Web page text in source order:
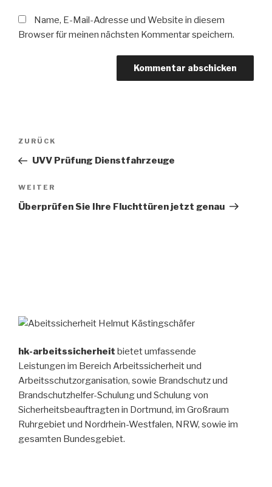
Name, E-Mail-Adresse und Website in diesem
Browser für meinen nächsten Kommentar speichern.
Beitragsnavigation
Vorheriger
Beitrag
ZURÜCK
UVV Prüfung Dienstfahrzeuge
Nächster
Beitrag
WEITER
Überprüfen Sie Ihre Fluchttüren jetzt genau
hk-arbeitssicherheit bietet umfassende
Leistungen im Bereich Arbeitssicherheit und
Arbeitsschutzorganisation, sowie Brandschutz und
Brandschutzhelfer-Schulung und Schulung von
Sicherheitsbeauftragten in Dortmund, im Großraum
Ruhrgebiet und Nordrhein-Westfalen, NRW, sowie im
gesamten Bundesgebiet.